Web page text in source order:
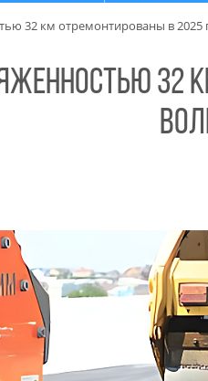
32 км отремонтированы в 2025
32